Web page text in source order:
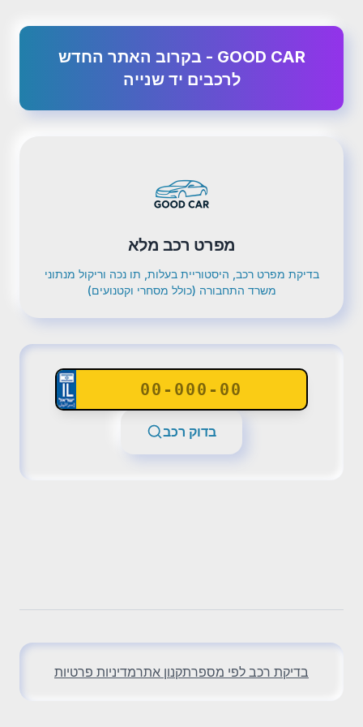
GOOD CAR - בקרוב האתר החדש
לרכבים יד שנייה
מפרט רכב מלא
בדיקת מפרט רכב, היסטוריית בעלות, תו נכה וריקול מנתוני
משרד התחבורה (כולל מסחרי וקטנועים)
בדוק רכב
בדיקת רכב לפי מספרתקנון אתרמדיניות פרטיות